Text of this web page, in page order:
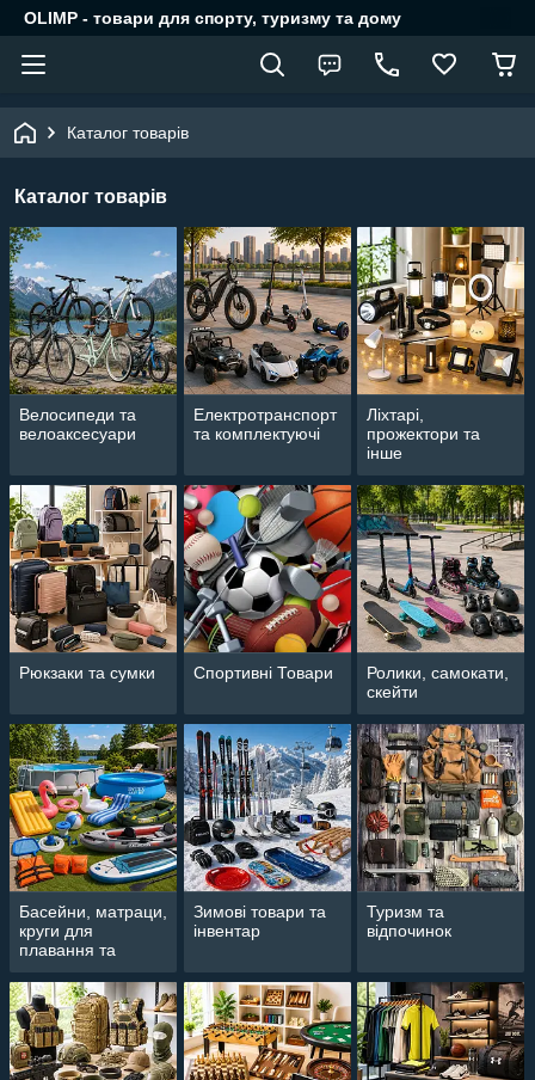
OLIMP - товари для спорту, туризму та дому
Каталог товарів
Каталог товарів
Велосипеди та
велоаксесуари
Електротранспорт
та комплектуючі
Ліхтарі,
прожектори та
інше
Рюкзаки та сумки Спортивні Товари
Ролики, самокати,
скейти
Басейни, матраци,
круги для
плавання та
Зимові товари та
інвентар
Туризм та
відпочинок